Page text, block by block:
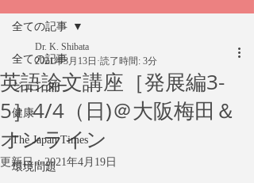
全ての記事
ジェンダー
健康
The Japan Times
環境問題
全ての記事
英語論文講座［発展編3-
5］4/4（日)＠大阪梅田＆
オンライン
Dr. K. Shibata
2021年3月13日 読了時間: 3分
更新日：2021年4月19日